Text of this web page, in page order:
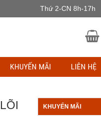
Thứ 2-CN 8h-17h
KHUYẾN MÃI LIÊN HỆ
KHUYẾN MÃI